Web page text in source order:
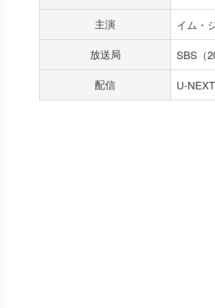
主演 イム・
放送局 SBS（
配信 U-NEXT